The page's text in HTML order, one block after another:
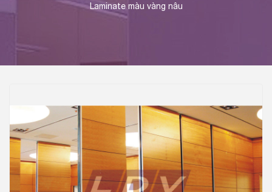
Laminate màu vàng nâu